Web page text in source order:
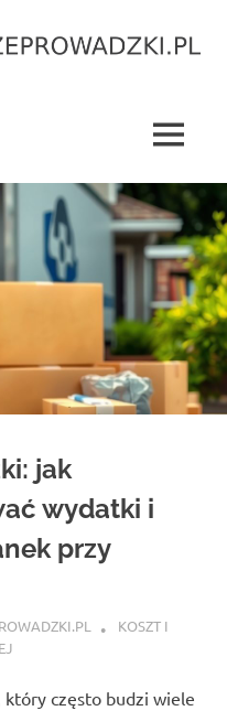
MENU
jak
wydatki i
przy
KOSZT I
często budzi wiele